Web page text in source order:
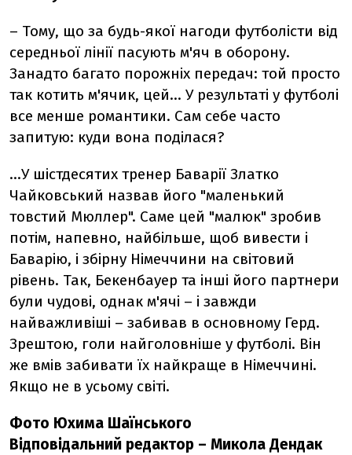
– Тому, що за будь-якої нагоди футболісти від
середньої лінії пасують м'яч в оборону.
Занадто багато порожніх передач: той просто
так котить м'ячик, цей... У результаті у футболі
все менше романтики. Сам себе часто
запитую: куди вона поділася?
...У шістдесятих тренер Баварії Златко
Чайковський назвав його "маленький
товстий Мюллер". Саме цей "малюк" зробив
потім, напевно, найбільше, щоб вивести і
Баварію, і збірну Німеччини на світовий
рівень. Так, Бекенбауер та інші його партнери
були чудові, однак м'ячі – і завжди
найважливіші – забивав в основному Герд.
Зрештою, голи найголовніше у футболі. Він
же вмів забивати їх найкраще в Німеччині.
Якщо не в усьому світі.
Фото Юхима Шаїнського
Відповідальний редактор – Микола Дендак